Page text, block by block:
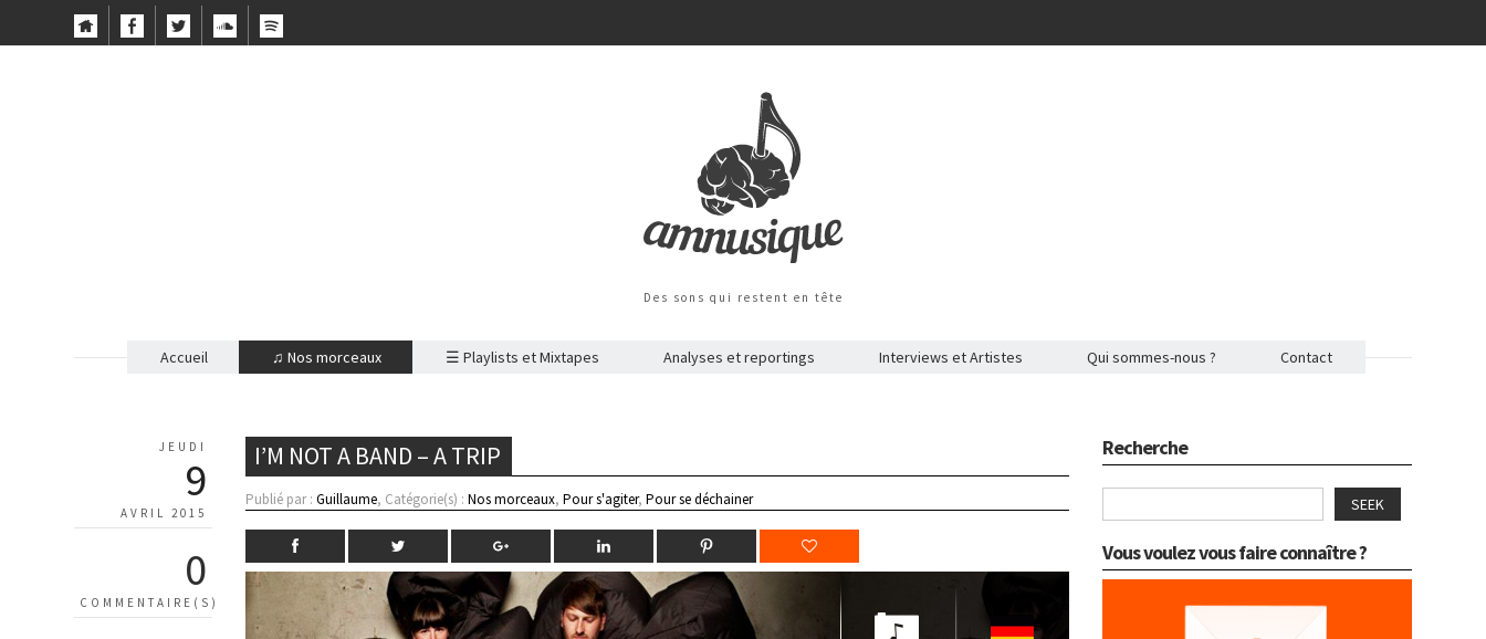
Des sons qui restent en tête
Accueil ♫ Nos morceaux ☰ Playlists et Mixtapes Analyses et reportings Interviews et Artistes Qui sommes-nous ? Contact
JEUDI
9
AVRIL 2015
0
COMMENTAIRE(S)
I’M NOT A BAND – A TRIP
Publié par :Guillaume, Catégorie(s) :Nos morceaux,Pour s'agiter,Pour se déchainer
Recherche
SEEK
Vous voulez vous faire connaître ?